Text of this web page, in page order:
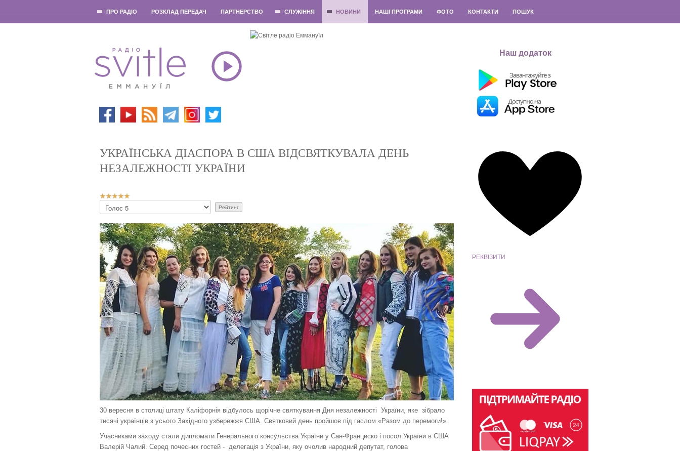
ПРО РАДІО РОЗКЛАД ПЕРЕДАЧ ПАРТНЕРСТВО СЛУЖІННЯ НОВИНИ НАШІ ПРОГРАМИ ФОТО КОНТАКТИ ПОШУК
Наш додаток
УКРАЇНСЬКА ДІАСПОРА В США ВІДСВЯТКУВАЛА ДЕНЬ
НЕЗАЛЕЖНОСТІ УКРАЇНИ
Р
й
т
и
н
г
к
о
р
и
с
т
у
в
а
ч
5
/
5
Б
у
д
ь
л
а
с
к
а
,
п
о
с
т
а
т
ц
і
н
у
30 вересня в столиці штату Каліфорнія відбулось щорічне святкування Дня незалежності України, яке зібрало
тисячі українців з усього Західного узбережжя США. Святковий день пройшов під гаслом «Разом до перемоги!».
Учасниками заходу стали дипломати Генерального консульства України у Сан-Франциско і посол України в США
Валерій Чалий. Серед почесних гостей - делегація з України, яку очолив народний депутат, голова
РЕКВІЗИТИ